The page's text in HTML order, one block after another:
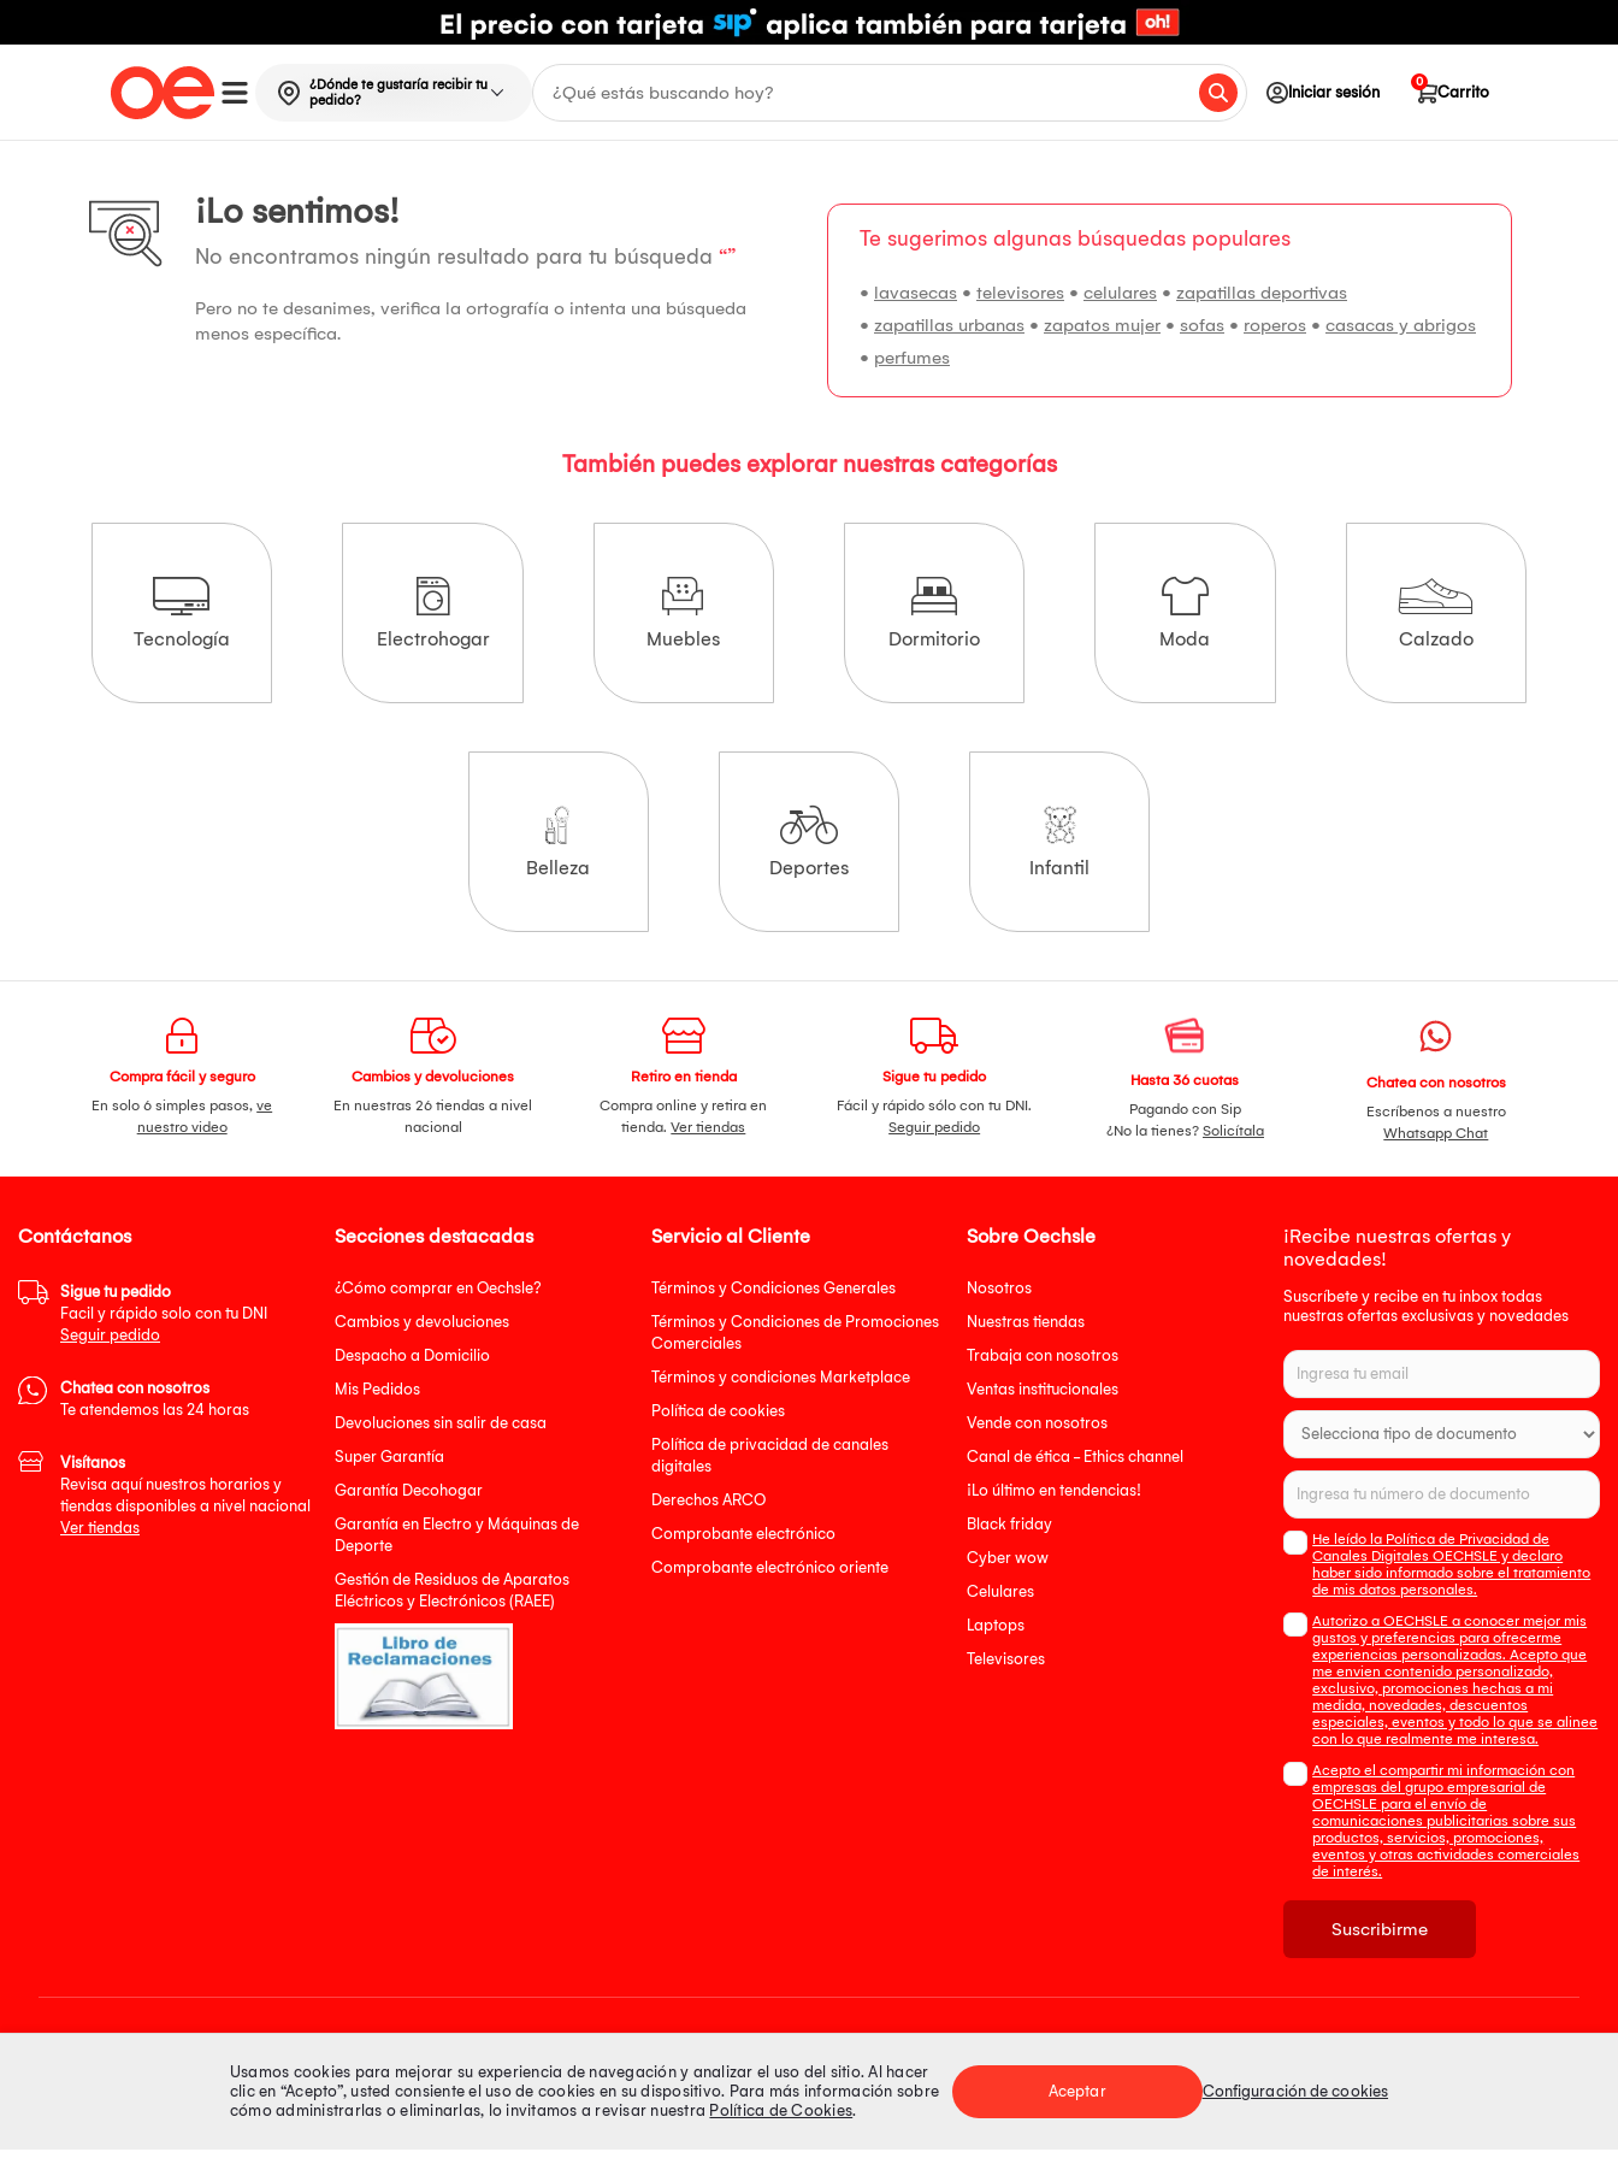
¿Dónde te gustaría recibir tu
pedido?
Iniciar sesión Carrito
0
¡Lo sentimos!
No encontramos ningún resultado para tu búsqueda “”
Pero no te desanimes, verifica la ortografía o intenta una búsqueda
menos específica.
Te sugerimos algunas búsquedas populares
• lavasecas • televisores • celulares • zapatillas deportivas
• zapatillas urbanas • zapatos mujer • sofas • roperos • casacas y abrigos
• perfumes
También puedes explorar nuestras categorías
Tecnología Electrohogar Muebles Dormitorio Moda Calzado
Belleza Deportes Infantil
Compra fácil y seguro
En solo 6 simples pasos,ve
nuestro video
Cambios y devoluciones
En nuestras 26 tiendas a nivel
nacional
Retiro en tienda
Compra online y retira en
tienda.Ver tiendas
Sigue tu pedido
Fácil y rápido sólo con tu DNI.
Seguir pedido
Hasta 36 cuotas
Pagando con Sip
¿No la tienes? Solicítala
Chatea con nosotros
Escríbenos a nuestro
Whatsapp Chat
Secciones destacadas
¿Cómo comprar en Oechsle?
Cambios y devoluciones
Despacho a Domicilio
Mis Pedidos
Devoluciones sin salir de casa
Super Garantía
Garantía Decohogar
Garantía en Electro y Máquinas de
Deporte
Gestión de Residuos de Aparatos
Eléctricos y Electrónicos (RAEE)
Servicio al Cliente
Términos y Condiciones Generales
Términos y Condiciones de Promociones
Comerciales
Términos y condiciones Marketplace
Política de cookies
Política de privacidad de canales
digitales
Derechos ARCO
Comprobante electrónico
Comprobante electrónico oriente
Sobre Oechsle
Nosotros
Nuestras tiendas
Trabaja con nosotros
Ventas institucionales
Vende con nosotros
Canal de ética - Ethics channel
¡Lo último en tendencias!
Black friday
Cyber wow
Celulares
Laptops
Televisores
¡Recibe nuestras ofertas y
novedades!
Suscríbete y recibe en tu inbox todas
nuestras ofertas exclusivas y novedades
He leído la Política de Privacidad de
Canales Digitales OECHSLE y declaro
haber sido informado sobre el tratamiento
de mis datos personales.
Autorizo a OECHSLE a conocer mejor mis
gustos y preferencias para ofrecerme
experiencias personalizadas. Acepto que
me envien contenido personalizado,
exclusivo, promociones hechas a mi
medida, novedades, descuentos
especiales, eventos y todo lo que se alinee
con lo que realmente me interesa.
Acepto el compartir mi información con
empresas del grupo empresarial de
OECHSLE para el envío de
comunicaciones publicitarias sobre sus
productos, servicios, promociones,
eventos y otras actividades comerciales
de interés.
Suscribirme
Contáctanos
Sigue tu pedido
Facil y rápido solo con tu DNI
Seguir pedido
Chatea con nosotros
Te atendemos las 24 horas
Visítanos
Revisa aquí nuestros horarios y
tiendas disponibles a nivel nacional
Ver tiendas
Síguenos en Medios de pago Tienda 100% Segura
Usamos cookies para mejorar su experiencia de navegación y analizar el uso del sitio. Al hacer
clic en “Acepto”, usted consiente el uso de cookies en su dispositivo. Para más información sobre
cómo administrarlas o eliminarlas, lo invitamos a revisar nuestra Política de Cookies.
Aceptar Configuración de cookies